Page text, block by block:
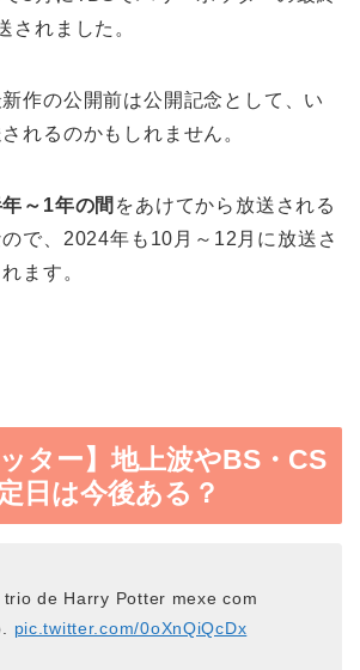
されました。
作の公開前は公開記念として、い
れるのかもしれません。
～1年の間 をあけてから放送される
で、2024年も10月～12月に放送さ
ます。
ッター】地上波やBS・CS
日は今後ある？
de Harry Potter mexe com
pic.twitter.com/0oXnQiQcDx